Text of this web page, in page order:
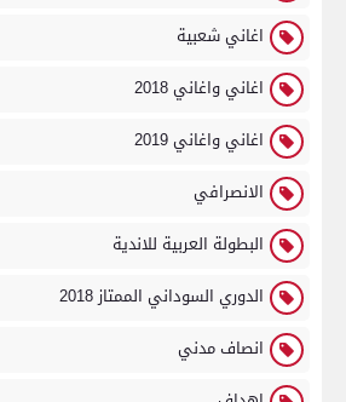
اغاني شعبية
اغاني واغاني 2018
اغاني واغاني 2019
الانصرافي
البطولة العربية للاندية
الدوري السوداني الممتاز 2018
انصاف مدني